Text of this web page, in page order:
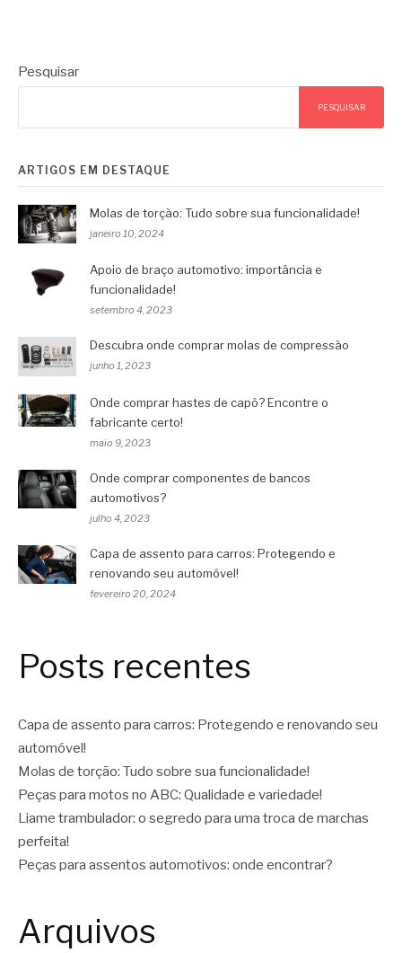
Pesquisar
PESQUISAR
ARTIGOS EM DESTAQUE
Molas de torção: Tudo sobre sua funcionalidade!
janeiro 10, 2024
Apoio de braço automotivo: importância e
funcionalidade!
setembro 4, 2023
Descubra onde comprar molas de compressão
junho 1, 2023
Onde comprar hastes de capô? Encontre o
fabricante certo!
maio 9, 2023
Onde comprar componentes de bancos
automotivos?
julho 4, 2023
Capa de assento para carros: Protegendo e
renovando seu automóvel!
fevereiro 20, 2024
Posts recentes
Capa de assento para carros: Protegendo e renovando seu
automóvel!
Molas de torção: Tudo sobre sua funcionalidade!
Peças para motos no ABC: Qualidade e variedade!
Liame trambulador: o segredo para uma troca de marchas
perfeita!
Peças para assentos automotivos: onde encontrar?
Arquivos